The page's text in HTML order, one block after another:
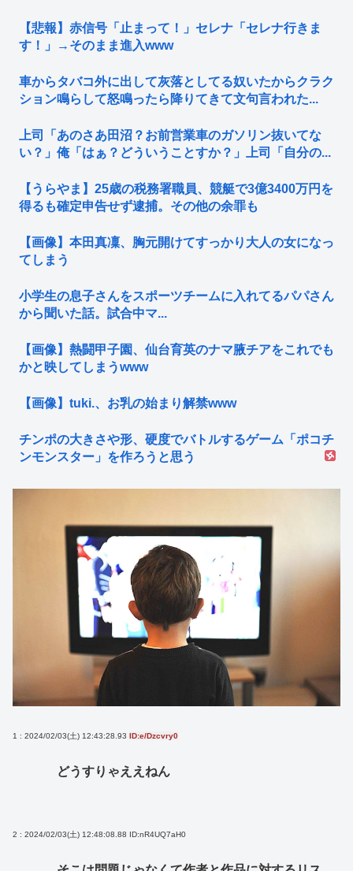
【悲報】赤信号「止まって！」セレナ「セレナ行きま
す！」→そのまま進入www
車からタバコ外に出して灰落としてる奴いたからクラク
ション鳴らして怒鳴ったら降りてきて文句言われた...
上司「あのさあ田沼？お前営業車のガソリン抜いてな
い？」俺「はぁ？どういうことすか？」上司「自分の...
【うらやま】25歳の税務署職員、競艇で3億3400万円を
得るも確定申告せず逮捕。その他の余罪も
【画像】本田真凜、胸元開けてすっかり大人の女になっ
てしまう
小学生の息子さんをスポーツチームに入れてるパパさん
から聞いた話。試合中マ...
【画像】熱闘甲子園、仙台育英のナマ腋チアをこれでも
かと映してしまうwww
【画像】tuki.、お乳の始まり解禁www
チンポの大きさや形、硬度でバトルするゲーム「ポコチ
ンモンスター」を作ろうと思う
1 : 2024/02/03(土) 12:43:28.93 ID:e/Dzcvry0
どうすりゃええねん
2 : 2024/02/03(土) 12:48:08.88 ID:nR4UQ7aH0